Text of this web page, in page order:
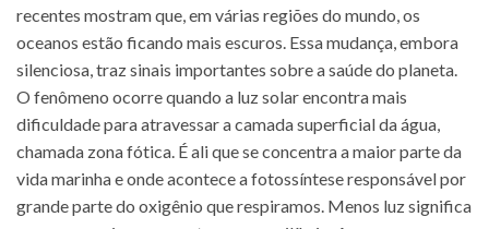
recentes mostram que, em várias regiões do mundo, os
oceanos estão ficando mais escuros. Essa mudança, embora
silenciosa, traz sinais importantes sobre a saúde do planeta.
O fenômeno ocorre quando a luz solar encontra mais
dificuldade para atravessar a camada superficial da água,
chamada zona fótica. É ali que se concentra a maior parte da
vida marinha e onde acontece a fotossíntese responsável por
grande parte do oxigênio que respiramos. Menos luz significa